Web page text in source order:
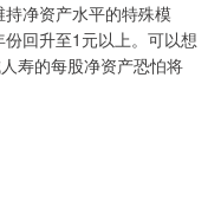
净资产水平的特殊模
回升至1元以上。可以想
寿的每股净资产恐怕将